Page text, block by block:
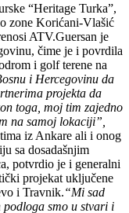
“Heritage Turka”,
zone Korićani-Vlašić
ATV.Guersan je
čime je i povrdila
i golf terene na
i Hercegovinu da
projekta da
toga, moj tim zajedno
na samoj lokaciji”,
iz Ankare ali i onog
sa dosadašnjim
potvrdio je i generalni
projekat uključene
i Travnik.“Mi sad
podloga smo u stvari i